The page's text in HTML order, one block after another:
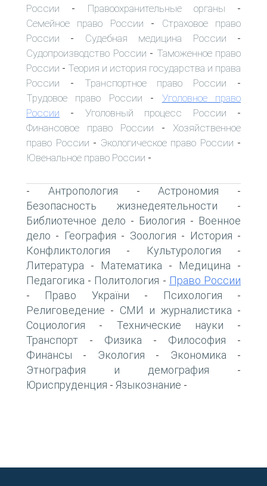
России - Правоохранительные органы -
Семейное право России - Страховое право
России - Судебная медицина России -
Судопроизводство России - Таможенное право
России - Теория и история государства и права
России - Транспортное право России -
Трудовое право России - Уголовное право
России - Уголовный процесс России -
Финансовое право России - Хозяйственное
право России - Экологическое право России -
Ювенальное право России -
- Антропология -Астрономия -
Безопасность жизнедеятельности -
Библиотечное дело - Биология - Военное
дело - География - Зоология - История -
Конфликтология - Культурология -
Литература - Математика - Медицина -
Педагогика - Политология - Право России
- Право України - Психология -
Религоведение - СМИ и журналистика -
Социология - Технические науки -
Транспорт - Физика - Философия -
Финансы - Экология - Экономика -
Этнография и демография -
Юриспруденция - Языкознание -